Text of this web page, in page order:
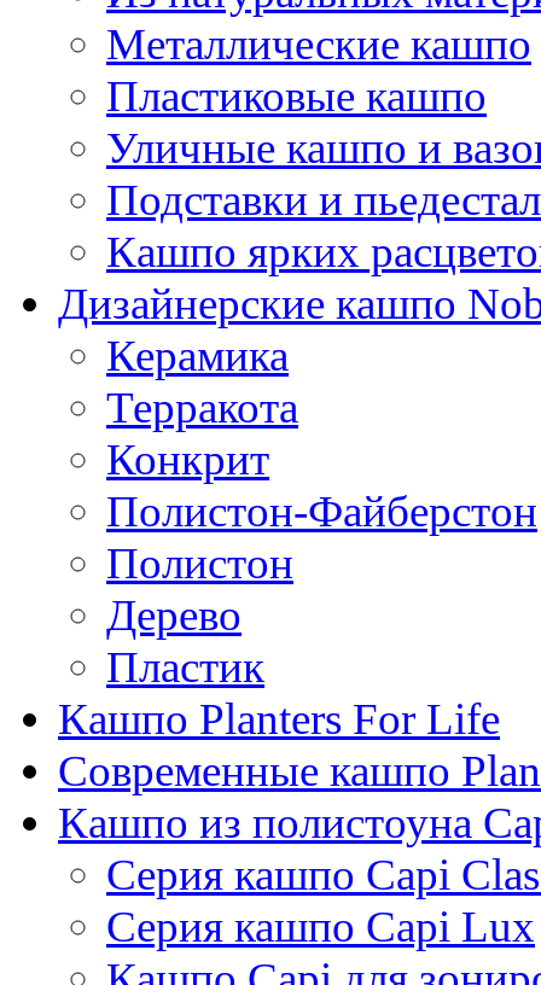
Металлические кашпо
Пластиковые кашпо
Уличные кашпо и
Подставки и
Кашпо ярких
Дизайнерские кашпо
Керамика
Терракота
Конкрит
Полистон-Файберстон
Полистон
Дерево
Пластик
Кашпо Planters For Life
Современные кашпо
Кашпо из полистоуна
Серия кашпо Capi
Серия кашпо Capi Lux